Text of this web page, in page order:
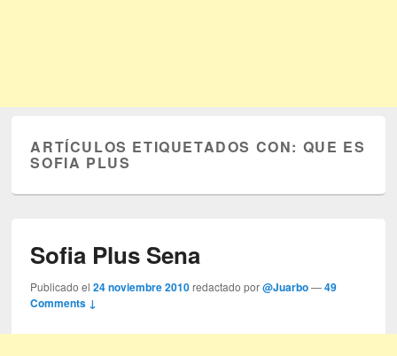
ARTÍCULOS ETIQUETADOS CON: QUE ES
SOFIA PLUS
Sofia Plus Sena
Publicado el24 noviembre 2010 redactado por@Juarbo —49
Comments ↓